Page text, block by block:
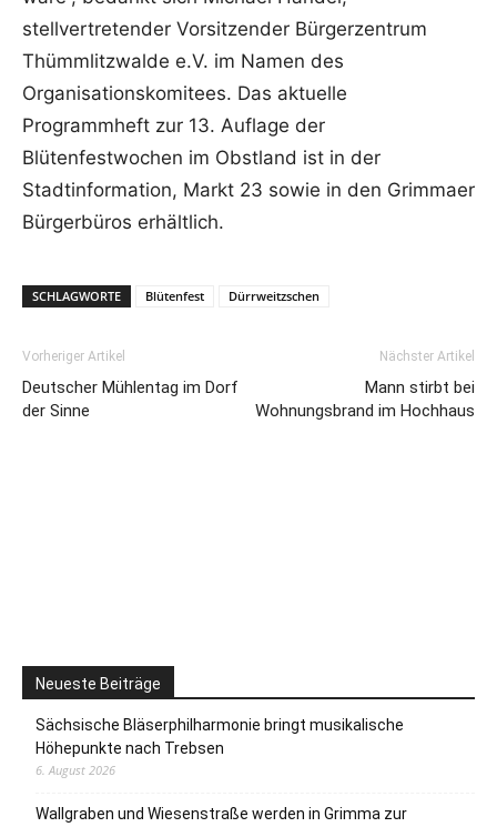
stellvertretender Vorsitzender Bürgerzentrum
Thümmlitzwalde e.V. im Namen des
Organisationskomitees. Das aktuelle
Programmheft zur 13. Auflage der
Blütenfestwochen im Obstland ist in der
Stadtinformation, Markt 23 sowie in den Grimmaer
Bürgerbüros erhältlich.
SCHLAGWORTE Blütenfest Dürrweitzschen
Vorheriger Artikel
Deutscher Mühlentag im Dorf
der Sinne
Nächster Artikel
Mann stirbt bei
Wohnungsbrand im Hochhaus
Neueste Beiträge
Sächsische Bläserphilharmonie bringt musikalische
Höhepunkte nach Trebsen
6. August 2026
Wallgraben und Wiesenstraße werden in Grimma zur